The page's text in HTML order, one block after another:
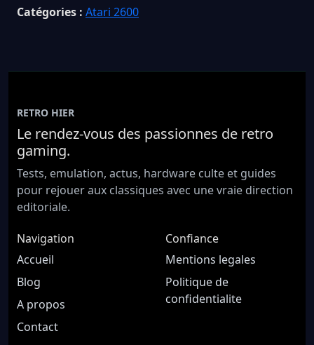
Catégories : Atari 2600
RETRO HIER
Le rendez-vous des passionnes de retro
gaming.
Tests, emulation, actus, hardware culte et guides
pour rejouer aux classiques avec une vraie direction
editoriale.
Navigation
Accueil
Blog
A propos
Contact
Confiance
Mentions legales
Politique de
confidentialite